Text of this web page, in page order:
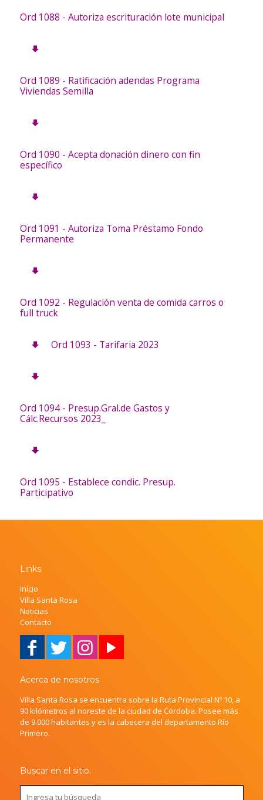
Ord 1088 - Autoriza escrituración lote municipal
Ord 1089 - Ratificación adendas Programa
Viviendas Semilla
Ord 1090 - Acepta donación dinero con fin
específico
Ord 1091 - Autoriza Toma Préstamo Fondo
Permanente
Ord 1092 - Regulación venta de comida carros o
full truck
Ord 1093 - Tarifaria 2023
Ord 1094 - Presup.Gral.de Gastos y
Cálc.Recursos 2023_
Ord 1095 - Establece condic. Presup.
Participativo
Links
Inicio
Villa Santa Rosa
Noticias
Contacto
Acerca de nosotros
Villa Santa Rosa se encuentra sobre la Ruta Provincial Nº 10, a
90 kilómetros al noreste de la ciudad de Córdoba. Posee más
de 9.000 habitantes y es la cabecera del departamento Río
Primero.
Buscar en el sitio.